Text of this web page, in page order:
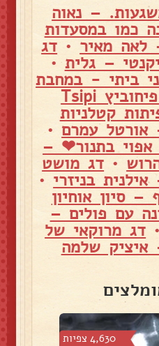
– נאוה
כמו במסעדות
מאיר • דג
– גלית•
ביתי - במחבת
פסים – ציפי פיחוביץ Tsipi
קטלניות
אורטל עמרם •
אפוי בתנור❤ –
• דג מושט
בניזרי •
– סיון אוחיון
עם פולים –
• דג מרוקאי של
איציק שלמה
4,630 צפיות